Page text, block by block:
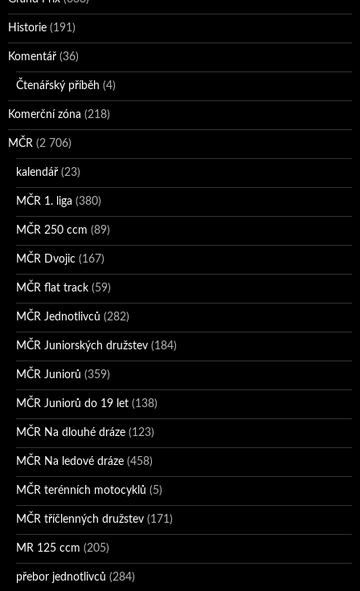
Historie (191)
Komentář (36)
Čtenářský příběh (4)
Komerční zóna (218)
MČR (2 706)
kalendář (23)
MČR 1. liga (380)
MČR 250 ccm (89)
MČR Dvojic (167)
MČR flat track (59)
MČR Jednotlivců (282)
MČR Juniorských družstev (184)
MČR Juniorů (359)
MČR Juniorů do 19 let (138)
MČR Na dlouhé dráze (123)
MČR Na ledové dráze (458)
MČR terénních motocyklů (5)
MČR tříčlenných družstev (171)
MR 125 ccm (205)
přebor jednotlivců (284)